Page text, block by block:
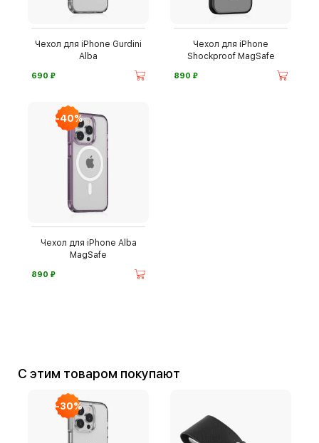
Чехол для iPhone Gurdini
Alba
690 ⃏
Чехол для iPhone
Shockproof MagSafe
890 ⃏
-40%
Чехол для iPhone Alba
MagSafe
890 ⃏
С этим товаром покупают
-30%